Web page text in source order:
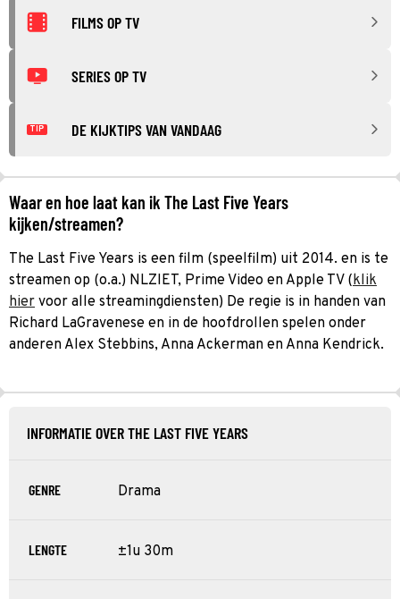
FILMS OP TV
SERIES OP TV
TIP DE KIJKTIPS VAN VANDAAG
Waar en hoe laat kan ik The Last Five Years
kijken/streamen?
The Last Five Years is een film (speelfilm) uit 2014. en is te
streamen op (o.a.) NLZIET, Prime Video en Apple TV (klik
hier voor alle streamingdiensten) De regie is in handen van
Richard LaGravenese en in de hoofdrollen spelen onder
anderen Alex Stebbins, Anna Ackerman en Anna Kendrick.
INFORMATIE OVER THE LAST FIVE YEARS
GENRE Drama
LENGTE ±1u 30m